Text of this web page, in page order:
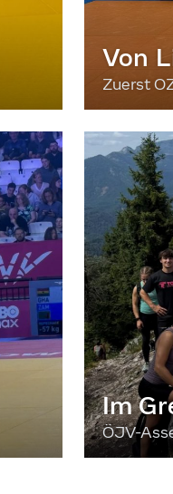
Von
Zuerst
Im
ÖJV-